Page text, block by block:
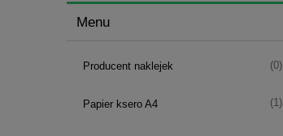
Menu
Producent naklejek (0)
Papier ksero A4 (1)